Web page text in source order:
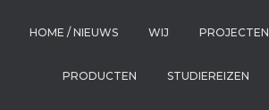
HOME / NIEUWS WIJ PROJECTEN
PRODUCTEN STUDIEREIZEN